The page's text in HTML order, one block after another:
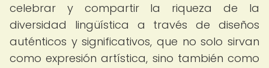
celebrar y compartir la riqueza de la
diversidad lingüística a través de diseños
auténticos y significativos, que no solo sirvan
como expresión artística, sino también como